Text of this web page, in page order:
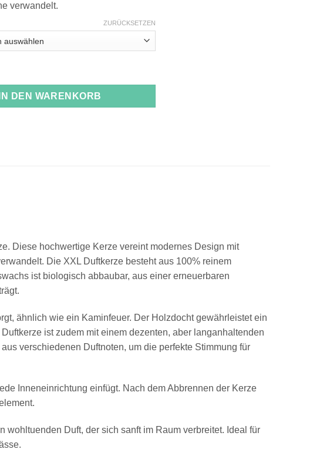
verwandelt.
ZURÜCKSETZEN
Glas Menge
IN DEN WARENKORB
Diese hochwertige Kerze vereint modernes Design mit
Die XXL Duftkerze besteht aus 100% reinem
ist biologisch abbaubar, aus einer erneuerbaren
ähnlich wie ein Kaminfeuer. Der Holzdocht gewährleistet ein
ist zudem mit einem dezenten, aber langanhaltenden
verschiedenen Duftnoten, um die perfekte Stimmung für
Inneneinrichtung einfügt. Nach dem Abbrennen der Kerze
Duft, der sich sanft im Raum verbreitet. Ideal für